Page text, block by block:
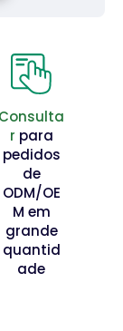
Consulta
r para
pedidos
de
ODM/OE
M em
grande
quantid
ade